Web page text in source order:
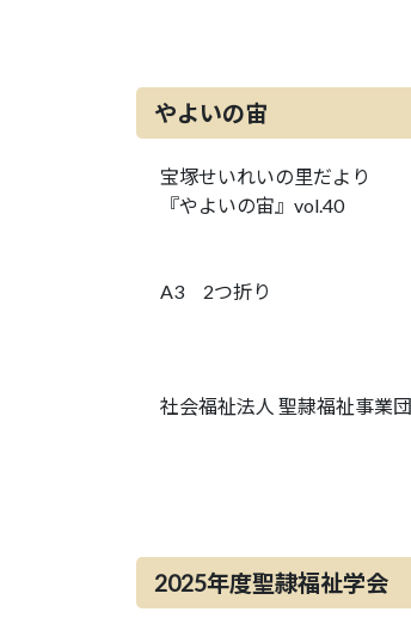
やよいの宙
宝塚せいれいの里だより
『やよいの宙』vol.40
A3 2つ折り
社会福祉法人 聖隷福祉事業
2025年度聖隷福祉学会